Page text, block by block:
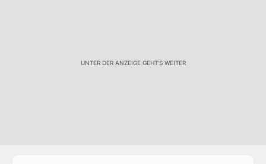
UNTER DER ANZEIGE GEHT'S WEITER